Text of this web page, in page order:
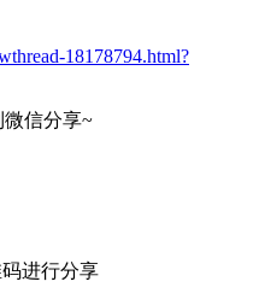
18178794.html?
信分享~
进行分享